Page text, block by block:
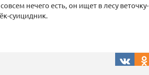
нечего есть, он ищет в лесу веточку-
суицидник.